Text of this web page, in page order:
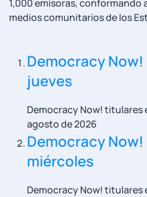
1,000 emisoras, conformando
medios comunitarios de los
Democracy
jueves
Democracy Now! titulares
agosto de 2026
Democracy
miércoles
Democracy Now! titulares